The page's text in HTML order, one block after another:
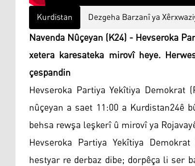
Kurdistan Dezgeha Barzanî ya
Navenda Nûçeyan (K24) - Hevseroka
xetera karesateka mirovî heye.
çespandin
Hevseroka Partiya Yekîtiya Demokrat
nûçeyan a saet 11:00 a
behsa rewşa leşkerî û mirovî ya
Hevseroka Partiya Yekîtiya
hestyar re derbaz dibe; dorpêça li ser